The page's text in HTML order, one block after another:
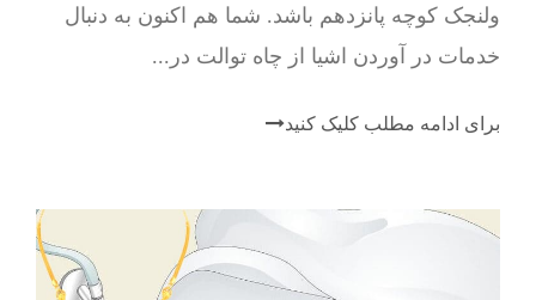
ولنجک کوچه پانزدهم باشد. شما هم اکنون به دنبال
خدمات در آوردن اشیا از چاه توالت در...
برای ادامه مطلب کلیک کنید